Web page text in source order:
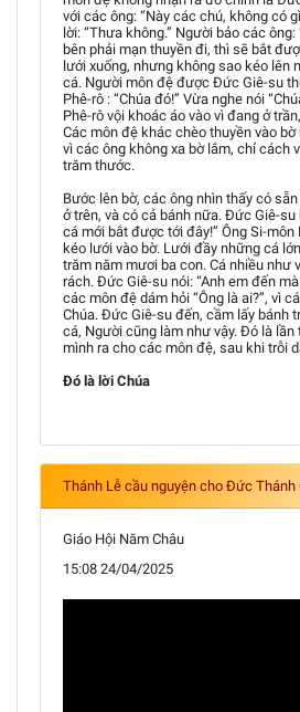
với các ông: “Này các chú, không có
lời: “Thưa không.” Người bảo các
bên phải mạn thuyền đi, thì sẽ bắt
lưới xuống, nhưng không sao kéo lên
cá. Người môn đệ được Đức Giê-su
Phê-rô : “Chúa đó!” Vừa nghe nói
Phê-rô vội khoác áo vào vì đang ở
Các môn đệ khác chèo thuyền vào
vì các ông không xa bờ lắm, chỉ cách
trăm thước.
Bước lên bờ, các ông nhìn thấy có
ở trên, và có cả bánh nữa. Đức Giê-
cá mới bắt được tới đây!” Ông Si-môn
kéo lưới vào bờ. Lưới đầy những cá
trăm năm mươi ba con. Cá nhiều như
rách. Đức Giê-su nói: “Anh em đến
các môn đệ dám hỏi “Ông là ai?”, vì
Chúa. Đức Giê-su đến, cầm lấy bánh
cá, Người cũng làm như vậy. Đó là
mình ra cho các môn đệ, sau khi trỗi
Đó là lời Chúa
Thánh Lễ cầu nguyện cho Đức Thánh
Giáo Hội Năm Châu
15:08 24/04/2025